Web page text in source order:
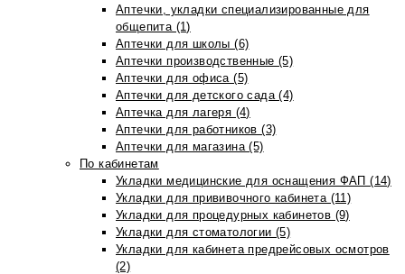
Аптечки, укладки специализированные для
общепита (1)
Аптечки для школы (6)
Аптечки производственные (5)
Аптечки для офиса (5)
Аптечки для детского сада (4)
Аптечка для лагеря (4)
Аптечки для работников (3)
Аптечки для магазина (5)
По кабинетам
Укладки медицинские для оснащения ФАП (14)
Укладки для прививочного кабинета (11)
Укладки для процедурных кабинетов (9)
Укладки для стоматологии (5)
Укладки для кабинета предрейсовых осмотров
(2)